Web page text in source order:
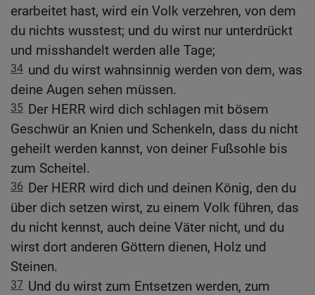
erarbeitet hast, wird ein Volk verzehren, von dem
du nichts wusstest; und du wirst nur unterdrückt
und misshandelt werden alle Tage;
34 und du wirst wahnsinnig werden von dem, was
deine Augen sehen müssen.
35 Der HERR wird dich schlagen mit bösem
Geschwür an Knien und Schenkeln, dass du nicht
geheilt werden kannst, von deiner Fußsohle bis
zum Scheitel.
36 Der HERR wird dich und deinen König, den du
über dich setzen wirst, zu einem Volk führen, das
du nicht kennst, auch deine Väter nicht, und du
wirst dort anderen Göttern dienen, Holz und
Steinen.
37 Und du wirst zum Entsetzen werden, zum